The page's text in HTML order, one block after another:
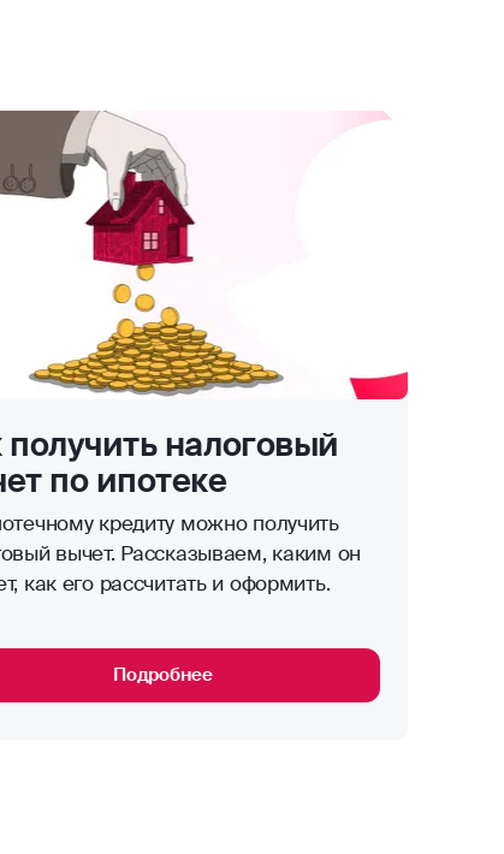
получить налоговый
по ипотеке
кредиту можно получить
вычет. Рассказываем, каким он
как его рассчитать и оформить.
Подробнее